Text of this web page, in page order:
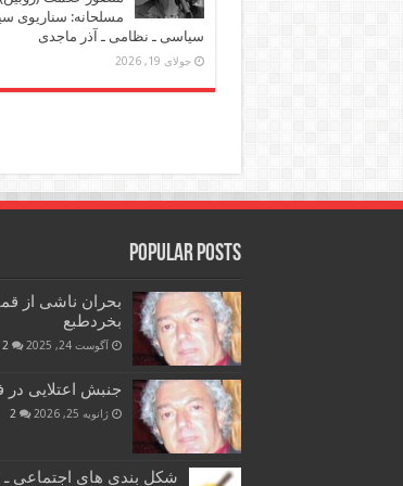
مسلحانه: سناریوی
سیاسی ـ نظامی ـ آذر ماجدی
جولای 19, 2026
Popular Posts
بحران ناشی از
بخردطبع
آگوست 24, 2025 2
جنبش اعتلایی در
ژانویه 25, 2026 2
شکل بندی های اجتماعی